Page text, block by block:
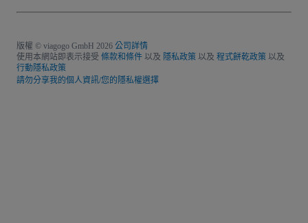
版權 © viagogo GmbH 2026 公司詳情
使用本網站即表示接受 條款和條件 以及 隱私政策 以及 程式餅乾政策 以及
行動隱私政策
請勿分享我的個人資訊/您的隱私權選擇